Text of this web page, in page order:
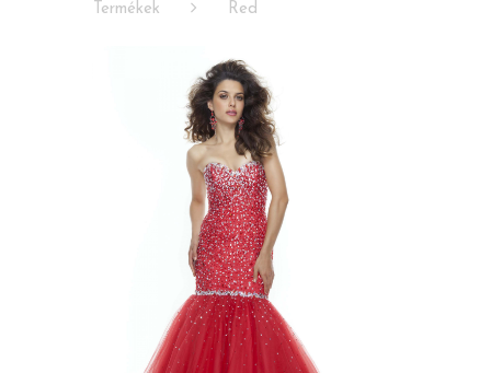
Termékek Red